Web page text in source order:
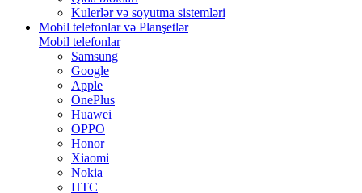
Kulerlər və soyutma sistemləri
Mobil telefonlar və Planşetlər
Mobil telefonlar
Samsung
Google
Apple
OnePlus
Huawei
OPPO
Honor
Xiaomi
Nokia
HTC